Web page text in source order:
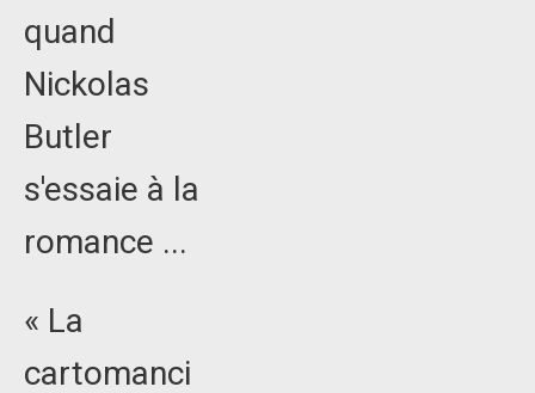
quand
Nickolas
Butler
s'essaie à la
romance ...
« La
cartomanci